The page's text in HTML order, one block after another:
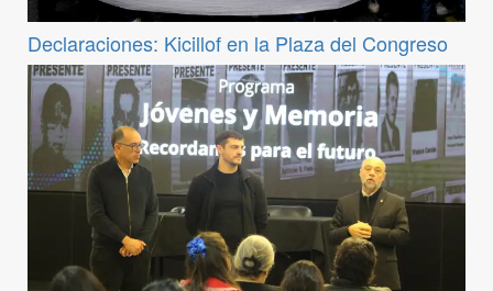
Declaraciones: Kicillof en la Plaza del Congreso